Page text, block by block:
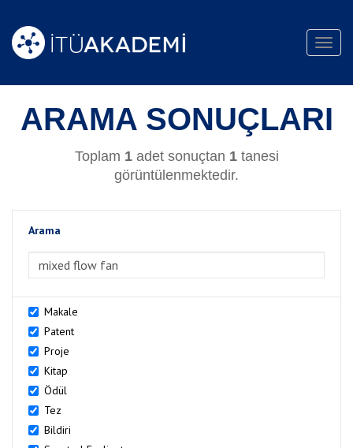
ARAMA SONUÇLARI
Toplam 1adet sonuçtan 1tanesi
görüntülenmektedir.
Arama
Makale
Patent
Proje
Kitap
Ödül
Tez
Bildiri